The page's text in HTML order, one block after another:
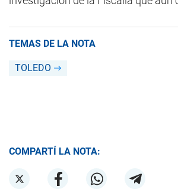
TEMAS DE LA NOTA
TOLEDO
COMPARTÍ LA NOTA: